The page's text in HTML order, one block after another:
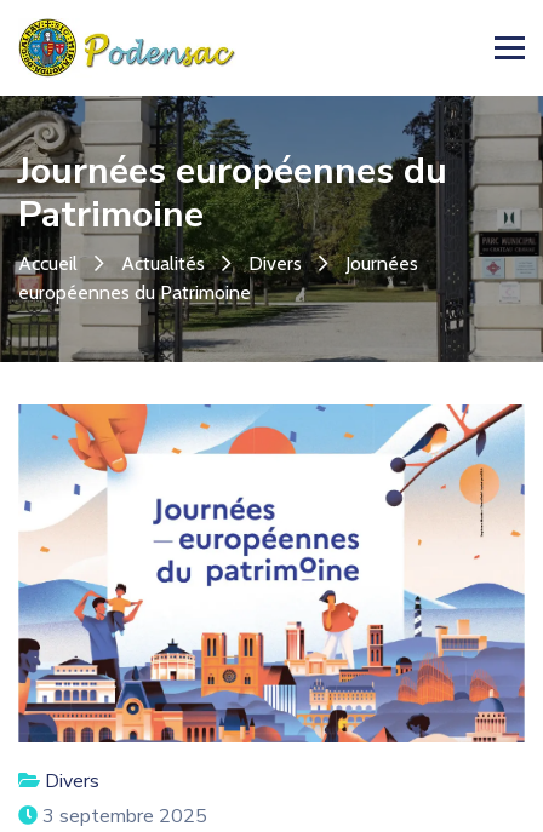
Journées européennes du
Patrimoine
Accueil Actualités Divers
Journées
européennes du Patrimoine
Divers
3 septembre 2025